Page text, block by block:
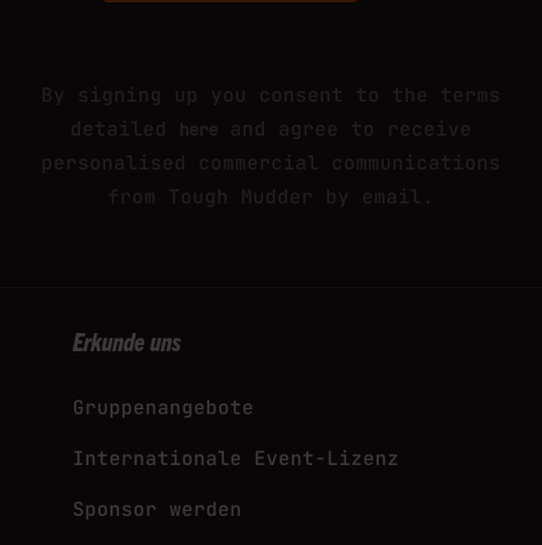
Erkunde uns
Gruppenangebote
Internationale Event-Lizenz
Sponsor werden